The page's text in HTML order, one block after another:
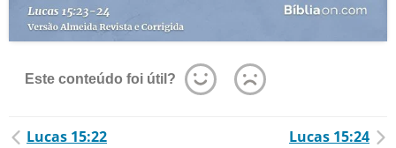
Este conteúdo foi útil?
Lucas 15:22 Lucas 15:24